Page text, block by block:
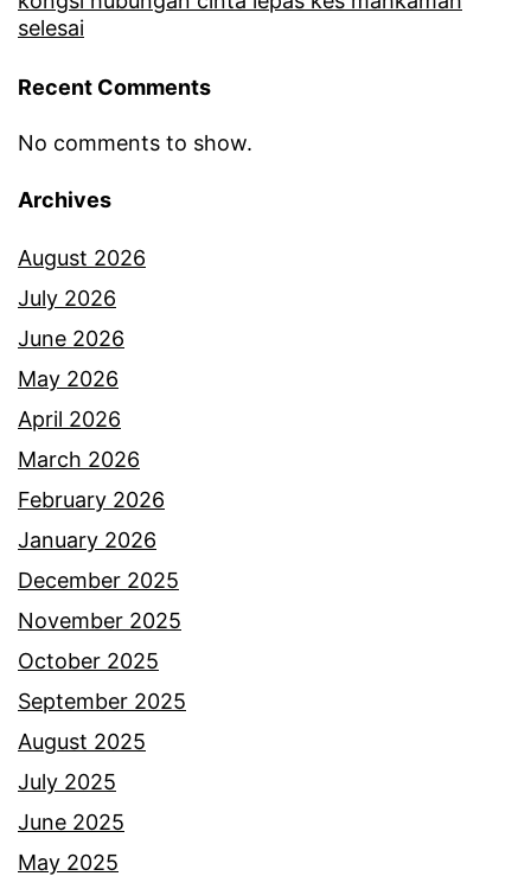
selesai
Recent Comments
No comments to show.
Archives
August 2026
July 2026
June 2026
May 2026
April 2026
March 2026
February 2026
January 2026
December 2025
November 2025
October 2025
September 2025
August 2025
July 2025
June 2025
May 2025